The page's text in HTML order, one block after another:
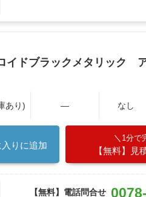
ドブラックメタリック
あり) ― なし
りに追加
1分で
【無料】見
【無料】電話問合せ